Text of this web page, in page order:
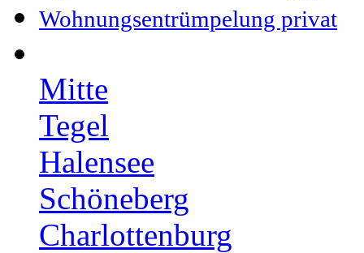
Wohnungsentrümpelung privat
Mitte
Tegel
Halensee
Schöneberg
Charlottenburg